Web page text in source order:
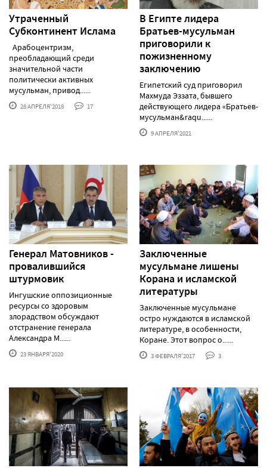
Утраченный
Субконтинент Ислама
Арабоцентризм,
преобладающий среди
значительной части
политически активных
мусульман, привод......
28 АПРЕЛЯ'2018 17
В Египте лидера
Братьев-мусульман
приговорили к
пожизненному
заключению
Египетский суд приговорил
Махмуда Эззата, бывшего
действующего лидера «Братьев-
мусульман&raqu......
9 АПРЕЛЯ'2021
Генерал Матовников -
провалившийся
штурмовик
Ингушские оппозиционные
ресурсы со здоровым
злорадством обсуждают
отстранение генерала
Александра М......
23 ЯНВАРЯ'2020
Заключенные
мусульмане лишены
Корана и исламской
литературы
Заключенные мусульмане
остро нуждаются в исламской
литературе, в особенности,
Коране. Этот вопрос о......
3 ФЕВРАЛЯ'2017 3